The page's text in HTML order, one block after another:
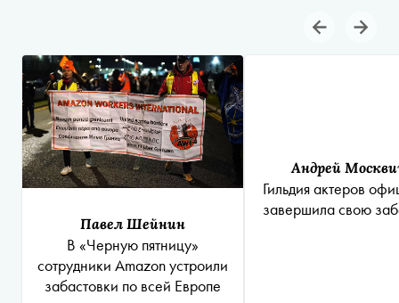
Павел Шейнин
В «Черную пятницу»
сотрудники Amazon устроили
забастовки по всей Европе
Андрей
Гильдия актеров
завершила свою